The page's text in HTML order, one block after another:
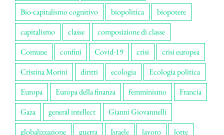
Bio-capitalismo cognitivo
biopolitica
biopotere
capitalismo
classe
composizione di classe
Comune
confini Covid-19 crisi
crisi europea
Cristina Morini
diritti ecologia
Ecologia politica
Europa
Europa della finanza femminismo
Francia
Gaza
general intellect
Gianni Giovannelli
globalizzazione
guerra Israele lavoro lotte